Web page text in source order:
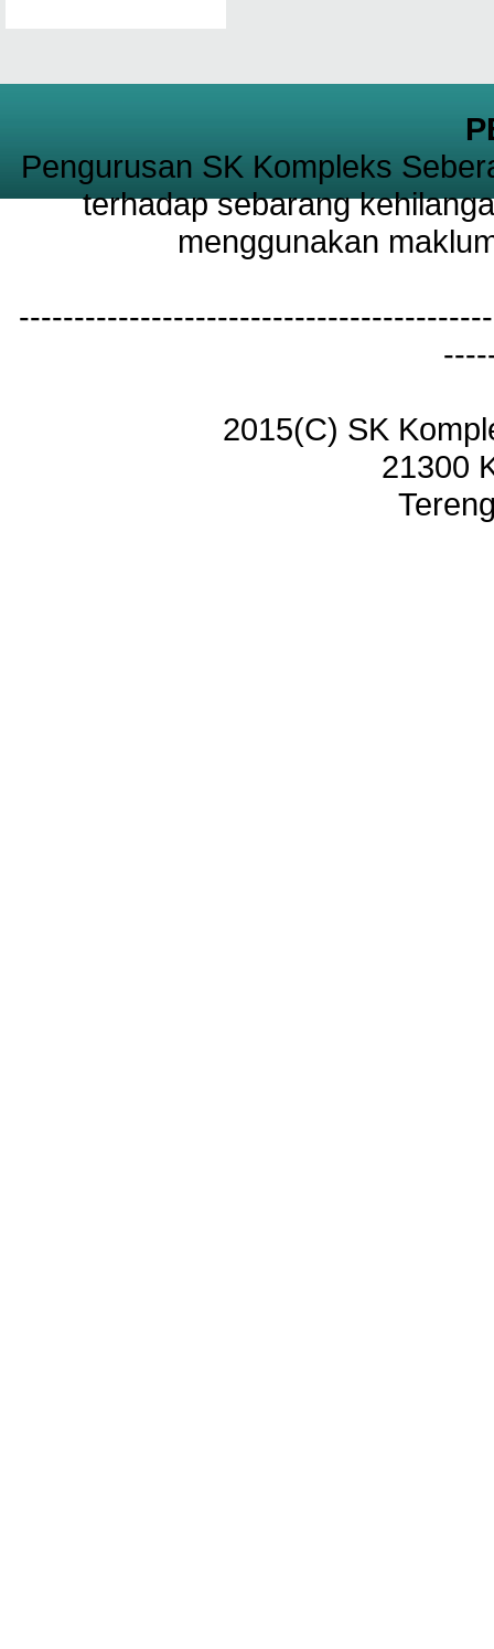
Pengurusan SK Kompleks
terhadap sebarang
menggunakan
2015(C) SK
21300